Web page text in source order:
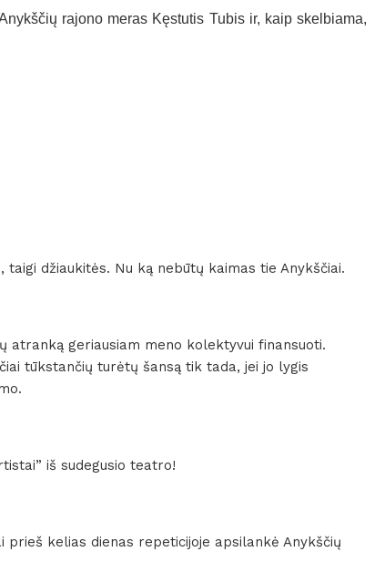
rajono meras Kęstutis Tubis ir, kaip skelbiama,
džiaukitės. Nu ką nebūtų kaimas tie Anykščiai.
atranką geriausiam meno kolektyvui finansuoti.
tūkstančių turėtų šansą tik tada, jei jo lygis
iš sudegusio teatro!
prieš kelias dienas repeticijoje apsilankė Anykščių